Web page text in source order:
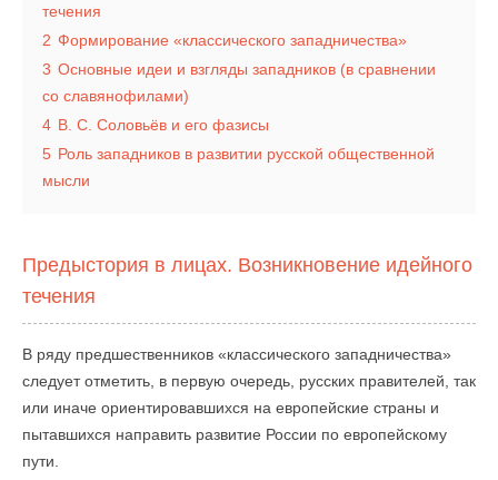
течения
2 Формирование «классического западничества»
3 Основные идеи и взгляды западников (в сравнении
со славянофилами)
4 В. С. Соловьёв и его фазисы
5 Роль западников в развитии русской общественной
мысли
Предыстория в лицах. Возникновение идейного
течения
В ряду предшественников «классического западничества»
следует отметить, в первую очередь, русских правителей, так
или иначе ориентировавшихся на европейские страны и
пытавшихся направить развитие России по европейскому
пути.